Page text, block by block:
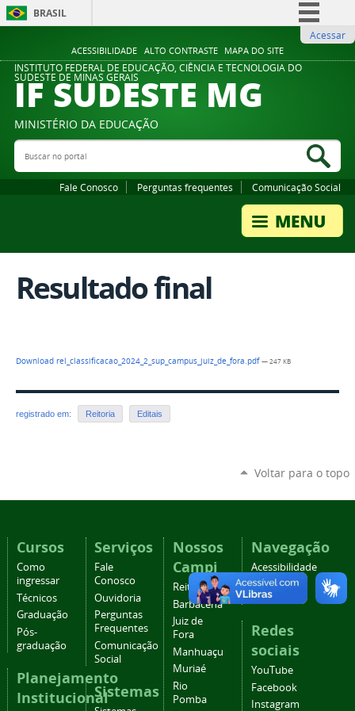
ACESSIBILIDADE ALTO CONTRASTE MAPA DO SITE
BRASIL
Comunica BR
Participe
Legislação
Acessar
INSTITUTO FEDERAL DE EDUCAÇÃO, CIÊNCIA E TECNOLOGIA DO
SUDESTE DE MINAS GERAIS
IF SUDESTE MG
MINISTÉRIO DA EDUCAÇÃO
Buscar no portal
Fale Conosco Perguntas frequentes Comunicação Social
Resultado final
Download rel_classificacao_2024_2_sup_campus_juiz_de_fora.pdf— 247 KB
registrado em: Reitoria Editais
Voltar para o topo
Cursos
Como
ingressar
Técnicos
Graduação
Pós-
graduação
Planejamento
Institucional
Serviços
Fale
Conosco
Ouvidoria
Perguntas
Frequentes
Comunicação
Social
Sistemas
Nossos
Campi
Reitoria
Barbacena
Juiz de
Fora
Manhuaçu
Muriaé
Rio
Pomba
Navegação
Acessibilidade
Mapa do
site
Redes
sociais
YouTube
Facebook
Instagram